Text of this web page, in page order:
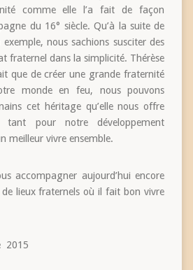
comme elle l’a fait de façon
du 16° siècle. Qu’à la suite de
nous sachions susciter des
fraternel dans la simplicité. Thérèse
que de créer une grande fraternité
monde en feu, nous pouvons
cet héritage qu’elle nous offre
tant pour notre développement
meilleur vivre ensemble.
accompagner aujourd’hui encore
lieux fraternels où il fait bon vivre
2015